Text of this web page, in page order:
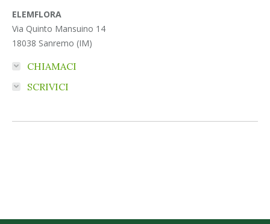
ELEMFLORA
Via Quinto Mansuino 14
18038 Sanremo (IM)
CHIAMACI
SCRIVICI